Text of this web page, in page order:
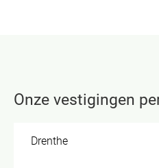
Onze vestigingen
Drenthe